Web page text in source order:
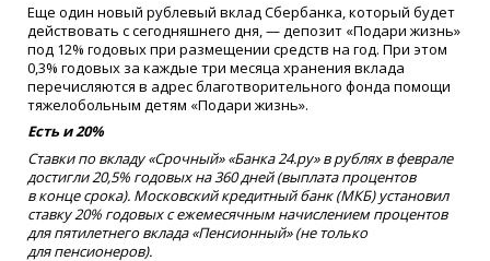
Еще один новый рублевый вклад Сбербанка, который будет
действовать с сегодняшнего дня, — депозит «Подари жизнь»
под 12% годовых при размещении средств на год. При этом
0,3% годовых за каждые три месяца хранения вклада
перечисляются в адрес благотворительного фонда помощи
тяжелобольным детям «Подари жизнь».
Есть и 20%
Ставки по вкладу «Срочный» «Банка 24.ру» в рублях в феврале
достигли 20,5% годовых на 360 дней (выплата процентов
в конце срока). Московский кредитный банк (МКБ) установил
ставку 20% годовых с ежемесячным начислением процентов
для пятилетнего вклада «Пенсионный» (не только
для пенсионеров).